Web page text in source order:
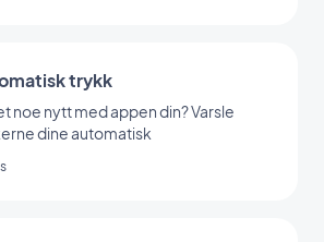
trykk
noe nytt med appen din? Varsle
dine automatisk